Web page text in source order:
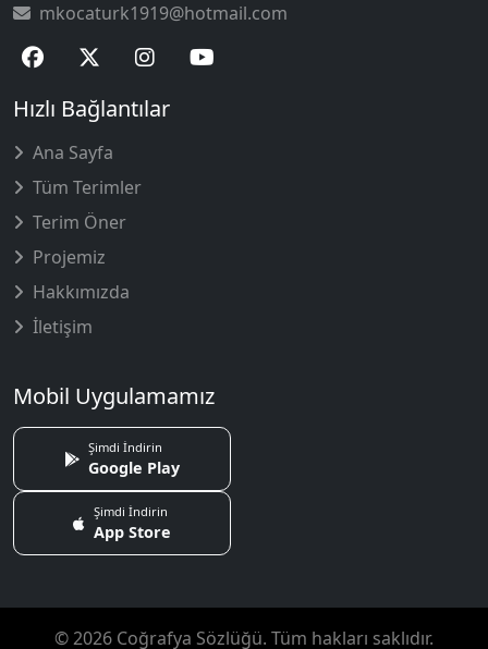
mkocaturk1919@hotmail.com
Hızlı Bağlantılar
Ana Sayfa
Tüm Terimler
Terim Öner
Projemiz
Hakkımızda
İletişim
Mobil Uygulamamız
Şimdi İndirin
Google Play
Şimdi İndirin
App Store
© 2026 Coğrafya Sözlüğü. Tüm hakları saklıdır.